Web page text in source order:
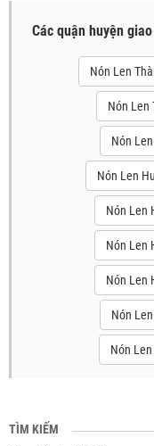
Các quận huyện
Nón Len
Nón Len
Nón
Nón Len
Nón Len
Nón Len
Nón Len
Nón
Nón
TÌM KIẾM